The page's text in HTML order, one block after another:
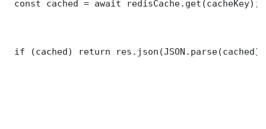
const cached = await redisCache.get(cacheKey);
if (cached) return